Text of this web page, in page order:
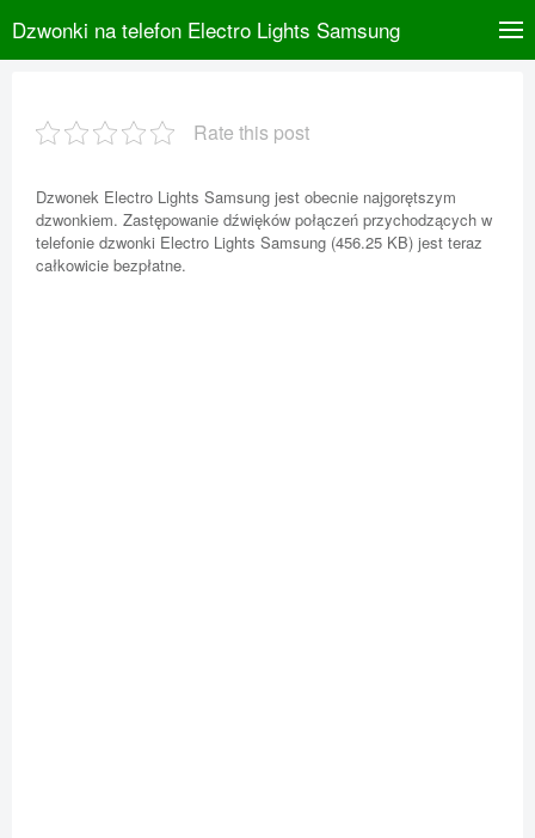
Dzwonki na telefon Electro Lights Samsung
Rate this post
Dzwonek Electro Lights Samsung jest obecnie najgorętszym
dzwonkiem. Zastępowanie dźwięków połączeń przychodzących w
telefonie dzwonki Electro Lights Samsung (456.25 KB) jest teraz
całkowicie bezpłatne.